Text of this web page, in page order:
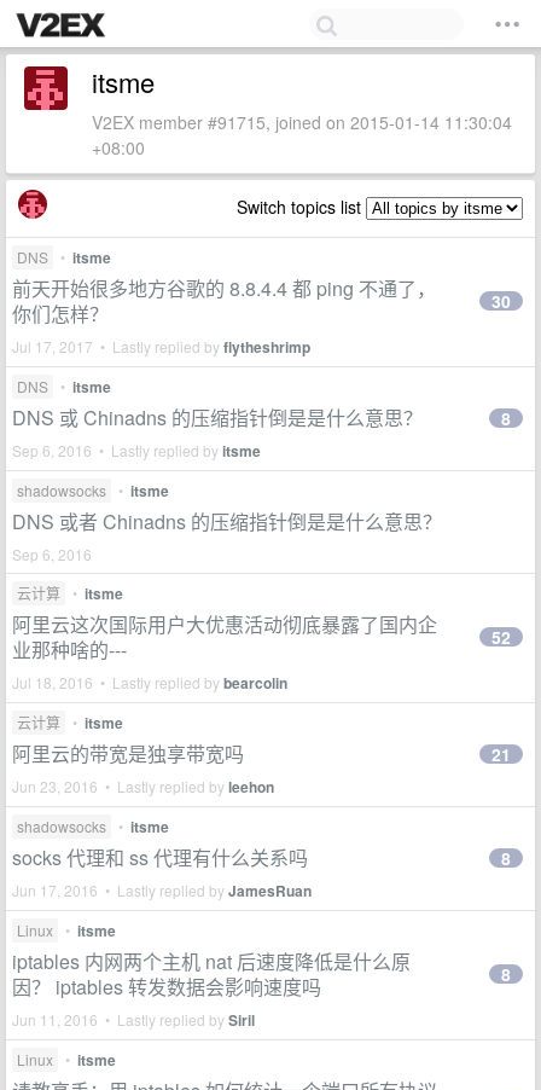
itsme
V2EX member #91715, joined on 2015-01-14 11:30:04
+08:00
Switch topics list
DNS • itsme
前天开始很多地方谷歌的 8.8.4.4 都 ping 不通了，
你们怎样？
Jul 17, 2017 • Lastly replied byflytheshrimp
30
DNS • itsme
DNS 或 Chinadns 的压缩指针倒是是什么意思？
Sep 6, 2016 • Lastly replied byitsme
8
shadowsocks • itsme
DNS 或者 Chinadns 的压缩指针倒是是什么意思？
Sep 6, 2016
云计算
• itsme
阿里云这次国际用户大优惠活动彻底暴露了国内企
业那种啥的---
Jul 18, 2016 • Lastly replied bybearcolin
52
云计算 • itsme
阿里云的带宽是独享带宽吗
Jun 23, 2016 • Lastly replied byleehon
21
shadowsocks • itsme
socks 代理和 ss 代理有什么关系吗
Jun 17, 2016 • Lastly replied byJamesRuan
8
Linux • itsme
iptables 内网两个主机 nat 后速度降低是什么原
因？ iptables 转发数据会影响速度吗
Jun 11, 2016 • Lastly replied bySiril
8
Linux • itsme